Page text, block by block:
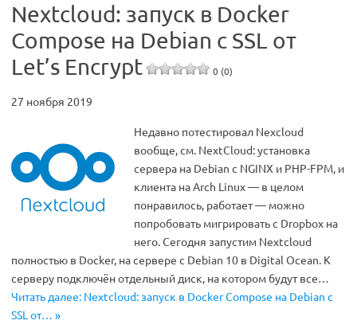
Nextcloud: запуск в Docker
Compose на Debian с SSL от
Let’s Encrypt
0 (0)
27 ноября 2019
Недавно потестировал Nexcloud
вообще, см. NextCloud: установка
сервера на Debian с NGINX и PHP-FPM, и
клиента на Arch Linux — в целом
понравилось, работает — можно
попробовать мигрировать с Dropbox на
него. Сегодня запустим Nextcloud
полностью в Docker, на сервере с Debian 10 в Digital Ocean. К
серверу подключён отдельный диск, на котором будут все…
Читать далее: Nextcloud: запуск в Docker Compose на Debian с
SSL от… »